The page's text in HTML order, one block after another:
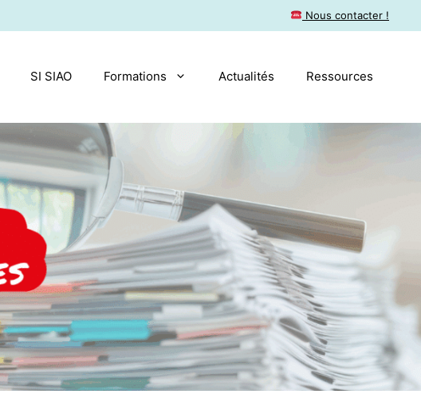
​ Nous contacter !
SI SIAO Formations Actualités Ressources